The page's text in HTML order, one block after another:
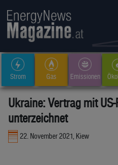
Strom Gas Emissionen
Ukraine: Vertrag mit
unterzeichnet
22. November 2021, Kiew